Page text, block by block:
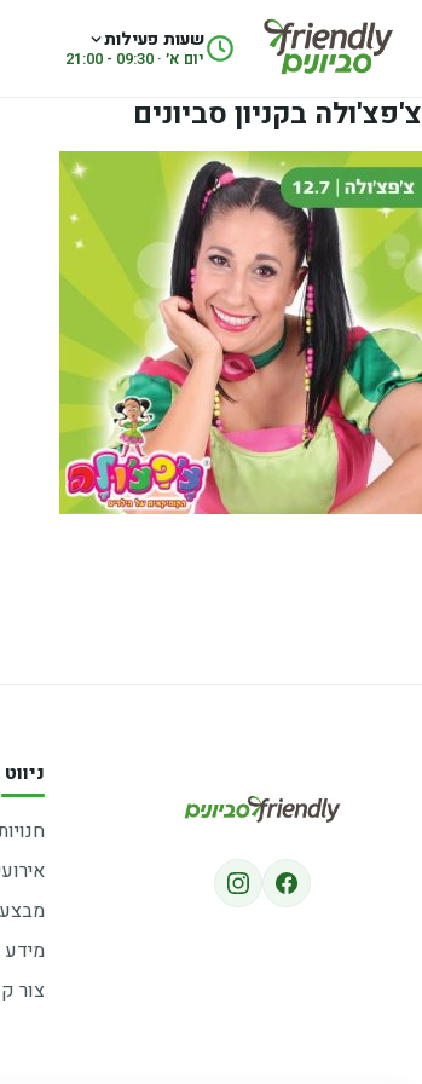
שעות פעילות
יום א׳ · 09:30 - 21:00
צ'פצ'ולה בקניון סביונים
מידע
צור